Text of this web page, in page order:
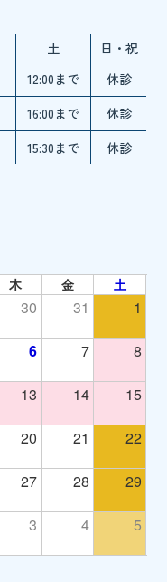
土 日・祝
12:00まで
休診
16:00まで
休診
15:30まで 休診
木 金 土
30 31 1
6 7 8
13 14 15
20 21 22
27 28 29
3 4 5